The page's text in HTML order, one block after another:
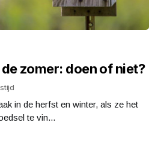
zomer: doen of niet?
in de herfst en winter, als ze het
te vin...